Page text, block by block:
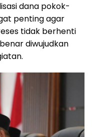
dana pokok-
penting agar
tidak berhenti
diwujudkan